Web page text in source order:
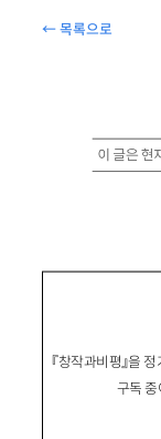
← 목록으로
『창작과비평』을
구독